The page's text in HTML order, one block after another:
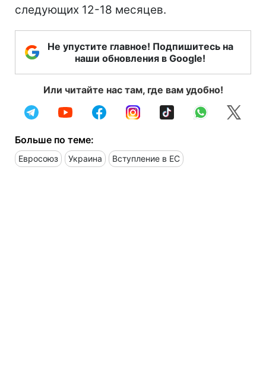
следующих 12-18 месяцев.
Не упустите главное! Подпишитесь на
наши обновления в Google!
Или читайте нас там, где вам удобно!
Больше по теме:
Евросоюз Украина Вступление в ЕС